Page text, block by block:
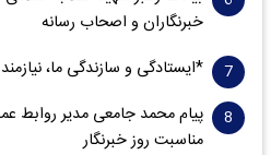
خبرنگاران و اصحاب رسانه
*ایستادگی و سازندگی ما،
پیام محمد جامعی مدیر روابط
مناسبت روز خبرنگار